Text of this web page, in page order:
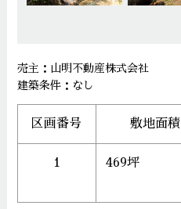
売主：山明不動産株式会社
建築条件：なし
区画番号 敷地面積
1 469坪